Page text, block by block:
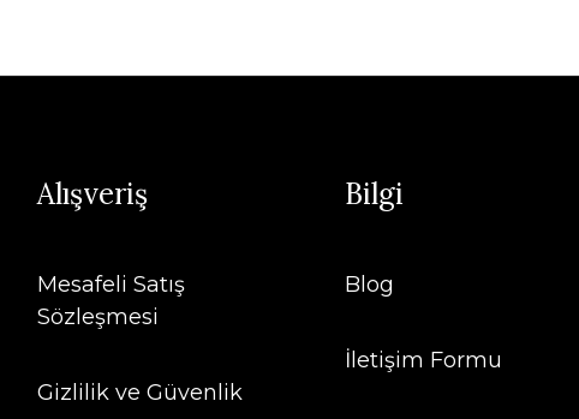
Alışveriş
Mesafeli Satış
Sözleşmesi
Gizlilik ve Güvenlik
Bilgi
Blog
İletişim Formu